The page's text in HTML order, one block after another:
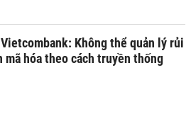
Không thể quản lý rủi
mã hóa theo cách truyền thống